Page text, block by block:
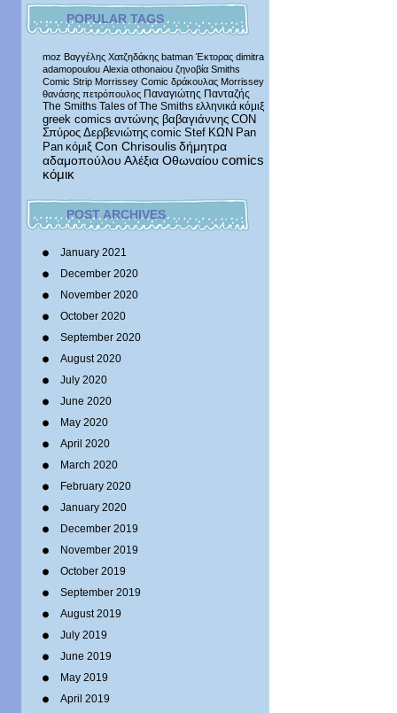
POPULAR TAGS
moz Βαγγέλης Χατζηδάκης batman Έκτορας dimitra
adamopoulou Alexia othonaiou ζηνοβία Smiths
Comic Strip Morrissey Comic δράκουλας Morrissey
θανάσης πετρόπουλος Παναγιώτης Πανταζής
The Smiths Tales of The Smiths ελληνικά κόμιξ
greek comics αντώνης βαβαγιάννης CON
Σπύρος Δερβενιώτης comic Stef ΚΩΝ Pan
Pan κόμιξ Con Chrisoulis δήμητρα
αδαμοπούλου Αλέξια Οθωναίου comics
κόμικ
POST ARCHIVES
January 2021
December 2020
November 2020
October 2020
September 2020
August 2020
July 2020
June 2020
May 2020
April 2020
March 2020
February 2020
January 2020
December 2019
November 2019
October 2019
September 2019
August 2019
July 2019
June 2019
May 2019
April 2019